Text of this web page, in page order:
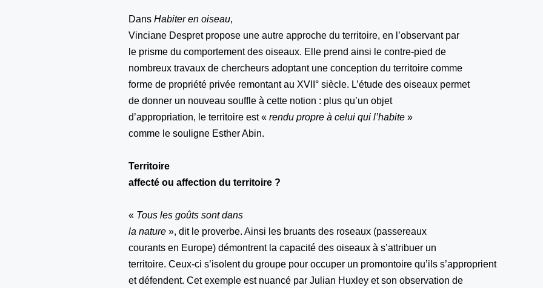
DansHabiter en oiseau,
Vinciane Despret propose une autre approche du territoire, en l’observant par
le prisme du comportement des oiseaux. Elle prend ainsi le contre-pied de
nombreux travaux de chercheurs adoptant une conception du territoire comme
forme de propriété privée remontant au XVII° siècle. L’étude des oiseaux permet
de donner un nouveau souffle à cette notion : plus qu’un objet
d’appropriation, le territoire est «rendu propre à celui qui l’habite »
comme le souligne Esther Abin.
Territoire
affecté ou affection du territoire ?
« Tous les goûts sont dans
la nature », dit le proverbe. Ainsi les bruants des roseaux (passereaux
courants en Europe) démontrent la capacité des oiseaux à s’attribuer un
territoire. Ceux-ci s’isolent du groupe pour occuper un promontoire qu’ils s’approprient
et défendent. Cet exemple est nuancé par Julian Huxley et son observation de